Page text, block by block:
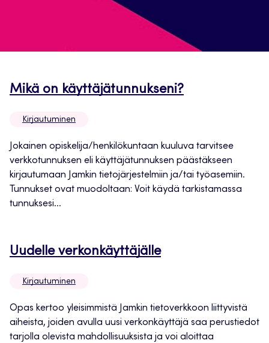
Mikä on käyttäjätunnukseni?Avautuu
Kirjautuminen
Jokainen opiskelija/henkilökuntaan kuuluva tarvitsee
verkkotunnuksen eli käyttäjätunnuksen päästäkseen
kirjautumaan Jamkin tietojärjestelmiin ja/tai työasemiin.
Tunnukset ovat muodoltaan: Voit käydä tarkistamassa
tunnuksesi...
Uudelle verkonkäyttäjälleAvautuu
Kirjautuminen
Opas kertoo yleisimmistä Jamkin tietoverkkoon liittyvistä
aiheista, joiden avulla uusi verkonkäyttäjä saa perustiedot
tarjolla olevista mahdollisuuksista ja voi aloittaa